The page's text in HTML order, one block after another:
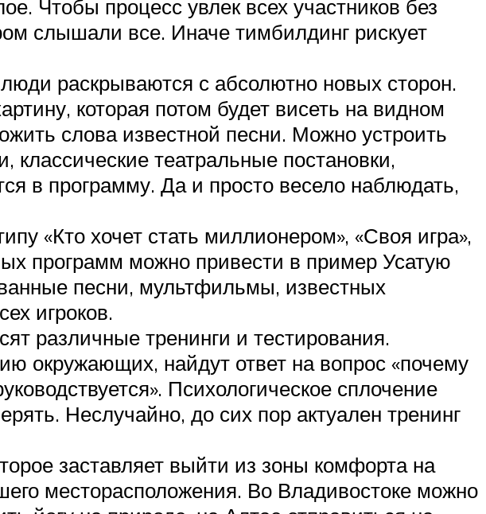
Чтобы процесс увлек всех участников без
слышали все. Иначе тимбилдинг рискует
раскрываются с абсолютно новых сторон.
которая потом будет висеть на видном
слова известной песни. Можно устроить
классические театральные постановки,
в программу. Да и просто весело наблюдать,
«Кто хочет стать миллионером», «Своя игра»,
программ можно привести в пример Усатую
песни, мультфильмы, известных
игроков.
различные тренинги и тестирования.
окружающих, найдут ответ на вопрос «почему
Психологическое сплочение
Неслучайно, до сих пор актуален тренинг
заставляет выйти из зоны комфорта на
месторасположения. Во Владивостоке можно